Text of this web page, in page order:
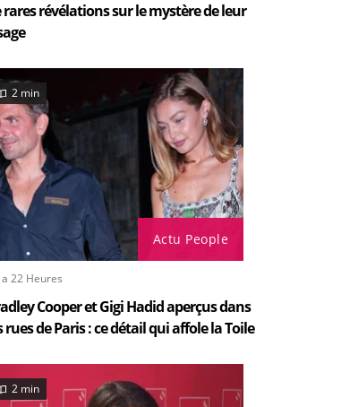
rares révélations sur le mystère de leur
Actu People
2 min
a 22 Heures
Cooper et Gigi Hadid aperçus dans
rues de Paris : ce détail qui affole la Toile
2 min